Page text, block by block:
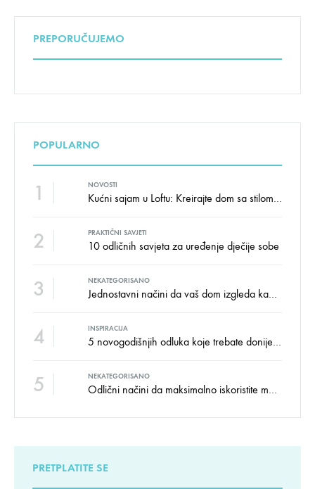
PREPORUČUJEMO
POPULARNO
1 NOVOSTI
Kućni sajam u Loftu: Kreirajte dom sa stilom i udobnošću uz velike uštede!
2 PRAKTIČNI SAVJETI
10 odličnih savjeta za uređenje dječije sobe
3 NEKATEGORISANO
Jednostavni načini da vaš dom izgleda kao salon namještaja
4 INSPIRACIJA
5 novogodišnjih odluka koje trebate donijeti u vezi izgleda doma
5 NEKATEGORISANO
Odlični načini da maksimalno iskoristite male prostore
PRETPLATITE SE